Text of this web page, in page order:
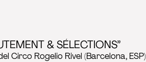
& SÉLECTIONS”
Circo Rogelio Rivel (Barcelona, ESP)